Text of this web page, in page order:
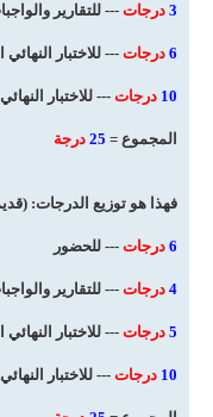
3 درجات --- للتقارير
6 درجات--- للاختبار
10 درجات --- للاختبار
المجموع = 25 درجة
فهذا هو توزيع الدرجات:
6 درجات --- للحضور
4 درجات --- للتقارير
5 درجات--- للاختبار
10 درجات --- للاختبار